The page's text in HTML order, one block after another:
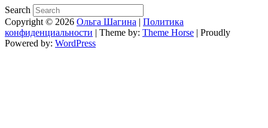
Search
Copyright © 2026 Ольга Шагина | Политика
конфиденциальности | Theme by: Theme Horse | Proudly
Powered by: WordPress